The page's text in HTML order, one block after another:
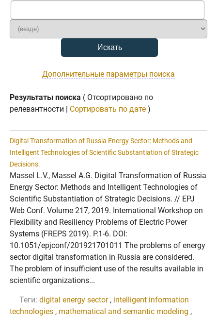
Дополнительные параметры поиска
Результаты поиска ( Отсортировано по
релевантности | Сортировать по дате )
Digital Transformation of Russia Energy Sector: Methods and
Intelligent Technologies of Scientific Substantiation of Strategic
Decisions.
Massel L.V., Massel A.G. Digital Transformation of Russia
Energy Sector: Methods and Intelligent Technologies of
Scientific Substantiation of Strategic Decisions. // EPJ
Web Conf. Volume 217, 2019. International Workshop on
Flexibility and Resiliency Problems of Electric Power
Systems (FREPS 2019). P.1-6. DOI:
10.1051/epjconf/201921701011 The problems of energy
sector digital transformation in Russia are considered.
The problem of insufficient use of the results available in
scientific organizations...
Теги: digital energy sector, intelligent information
technologies , mathematical and semantic modeling ,